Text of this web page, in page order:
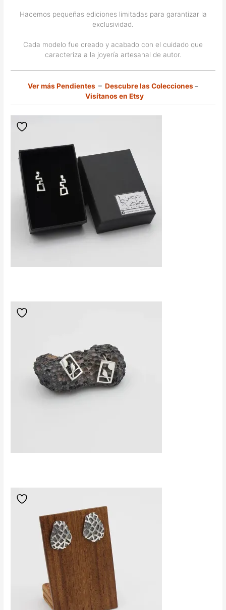
Hacemos pequeñas ediciones limitadas para garantizar la
exclusividad.
Cada modelo fue creado y acabado con el cuidado que
caracteriza a la joyería artesanal de autor.
Ver más Pendientes – Descubre las Colecciones–
Visítanos en Etsy